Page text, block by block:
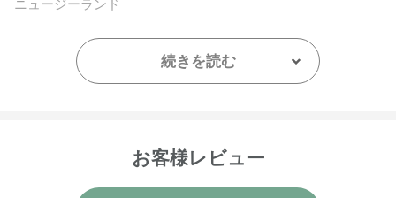
ニュージーランド
【メーカー品番】
店舗でお問い合わせの際には、下記品番をお伝え下さい。
9420015012422
CosmeKitchen 2024/10/11
続きを読む
お客様レビュー